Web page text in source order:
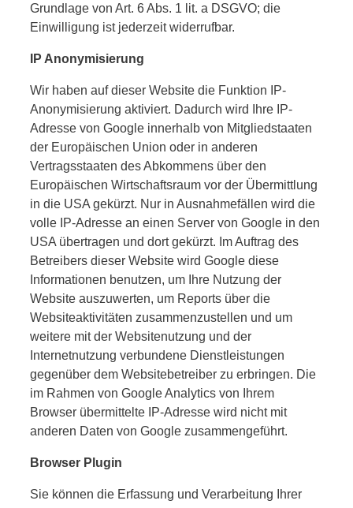
Grundlage von Art. 6 Abs. 1 lit. a DSGVO; die
Einwilligung ist jederzeit widerrufbar.
IP Anonymisierung
Wir haben auf dieser Website die Funktion IP-
Anonymisierung aktiviert. Dadurch wird Ihre IP-
Adresse von Google innerhalb von Mitgliedstaaten
der Europäischen Union oder in anderen
Vertragsstaaten des Abkommens über den
Europäischen Wirtschaftsraum vor der Übermittlung
in die USA gekürzt. Nur in Ausnahmefällen wird die
volle IP-Adresse an einen Server von Google in den
USA übertragen und dort gekürzt. Im Auftrag des
Betreibers dieser Website wird Google diese
Informationen benutzen, um Ihre Nutzung der
Website auszuwerten, um Reports über die
Websiteaktivitäten zusammenzustellen und um
weitere mit der Websitenutzung und der
Internetnutzung verbundene Dienstleistungen
gegenüber dem Websitebetreiber zu erbringen. Die
im Rahmen von Google Analytics von Ihrem
Browser übermittelte IP-Adresse wird nicht mit
anderen Daten von Google zusammengeführt.
Browser Plugin
Sie können die Erfassung und Verarbeitung Ihrer